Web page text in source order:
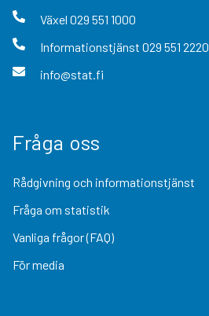
Växel 029 551 1000
Informationstjänst 029 551 2220
info@stat.fi
Fråga oss
Rådgivning och informationstjänst
Fråga om statistik
Vanliga frågor (FAQ)
För media